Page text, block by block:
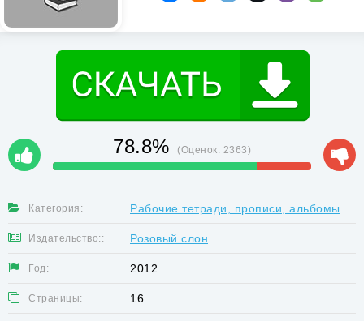
78.8% (Оценок: 2363)
Категория: Рабочие тетради, прописи, альбомы
Издательство:: Розовый слон
Год: 2012
Страницы: 16